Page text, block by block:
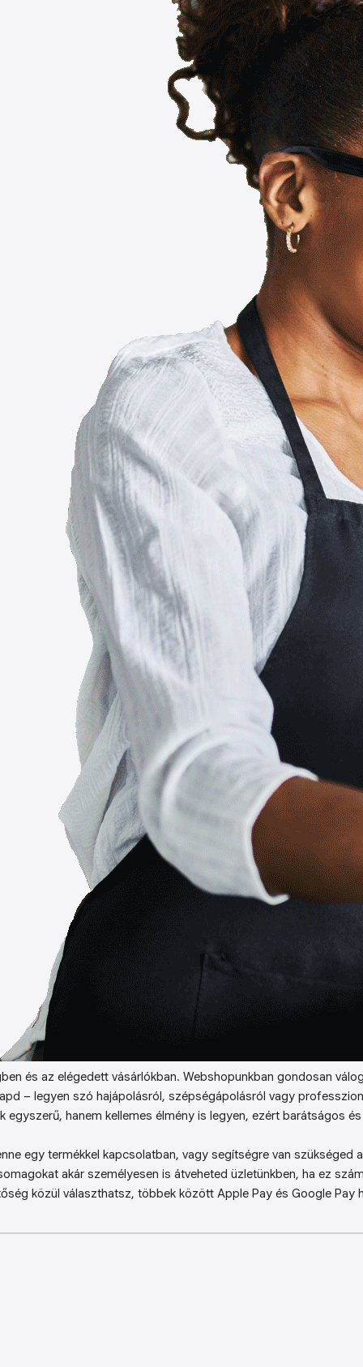
és az elégedett vásárlókban. Webshopunkban gondosan
– legyen szó hajápolásról, szépségápolásról vagy
egyszerű, hanem kellemes élmény is legyen, ezért barátságos
egy termékkel kapcsolatban, vagy segítségre van szükséged
akár személyesen is átveheted üzletünkben, ha ez
közül választhatsz, többek között Apple Pay és Google Pay